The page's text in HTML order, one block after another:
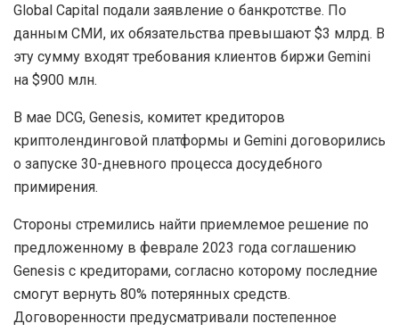
Global Capital подали заявление о банкротстве. По
данным СМИ, их обязательства превышают $3 млрд. В
эту сумму входят требования клиентов биржи Gemini
на $900 млн.
В мае DCG, Genesis, комитет кредиторов
криптолендинговой платформы и Gemini договорились
о запуске 30-дневного процесса досудебного
примирения.
Стороны стремились найти приемлемое решение по
предложенному в феврале 2023 года соглашению
Genesis c кредиторами, согласно которому последние
смогут вернуть 80% потерянных средств.
Договоренности предусматривали постепенное